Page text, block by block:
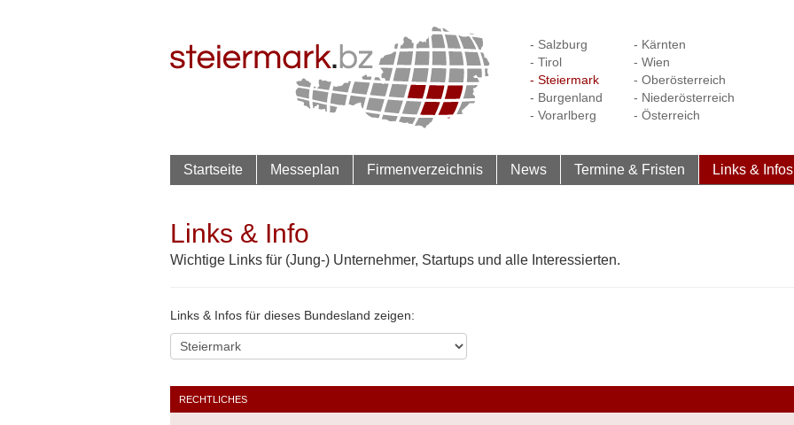
- Salzburg
- Tirol
- Steiermark
- Burgenland
- Vorarlberg
- Kärnten
- Wien
- Oberösterreich
- Niederösterreich
- Österreich
Startseite Messeplan Firmenverzeichnis News Termine & Fristen Links & Infos
Links & Info
Wichtige Links für (Jung-) Unternehmer, Startups und alle Interessierten.
Links & Infos für dieses Bundesland zeigen:
RECHTLICHES